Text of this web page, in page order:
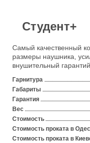
Студент+
Самый качественный
размеры наушника,
внушительный
Гарнитура
Габариты
Гарантия
Вес
Стоимость
Стоимость проката в
Стоимость проката в